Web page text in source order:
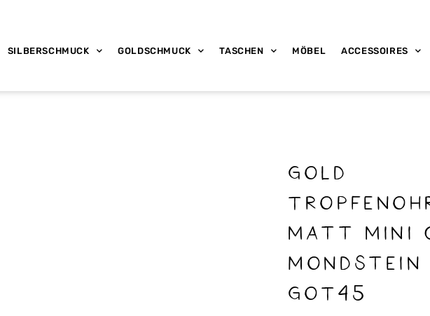
SILBERSCHMUCK GOLDSCHMUCK TASCHEN MÖBEL ACCESSOIRES
Gold
matt mini
GOT45